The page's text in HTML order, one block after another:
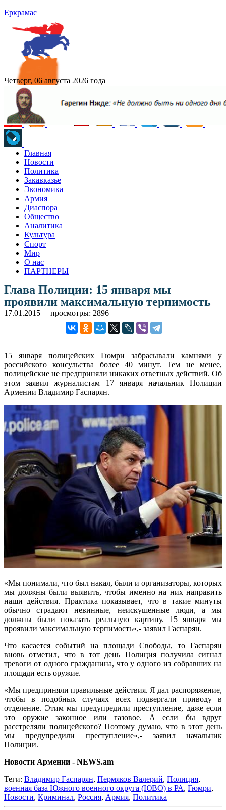
Еркрамас
Четверг, 06 августа 2026 года
Главная
Новости
Политика
Закавказье
Экономика
Армия
Диаспора
Общество
Аналитика
Культура
Спорт
Мир
О нас
ПАРТНЕРЫ
Глава Полиции: 15 января мы
проявили максимальную терпимость
17.01.2015 просмотры: 2896
15 января полицейских Гюмри забрасывали камнями у
российского консульства более 40 минут. Тем не менее,
полицейские не предприняли никаких ответных действий. Об
этом заявил журналистам 17 января начальник Полиции
Армении Владимир Гаспарян.
«Мы понимали, что был накал, были и организаторы, которых
мы должны были выявить, чтобы именно на них направить
наши действия. Практика показывает, что в такие минуты
обычно страдают невинные, неискушенные люди, а мы
должны были показать реальную картину. 15 января мы
проявили максимальную терпимость»,- заявил Гаспарян.
Что касается событий на площади Свободы, то Гаспарян
вновь отметил, что в тот день Полиция получила сигнал
тревоги от одного гражданина, что у одного из собравших на
площади есть оружие.
«Мы предприняли правильные действия. Я дал распоряжение,
чтобы в подобных случаях всех подвергали приводу в
отделение. Этим мы предупредили преступление, даже если
это оружие законное или газовое. А если бы вдруг
расстреляли полицейского? Поэтому думаю, что в этот день
мы предупредили преступление»,- заявил начальник
Полиции.
Новости Армении - NEWS.am
Теги: Владимир Гаспарян, Пермяков Валерий, Полиция,
военная база Южного военного округа (ЮВО) в РА, Гюмри,
Новости, Криминал, Россия, Армия, Политика